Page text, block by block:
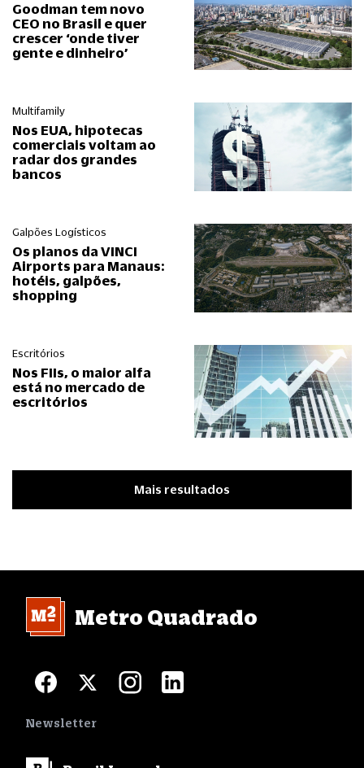
Goodman tem novo
CEO no Brasil e quer
crescer ‘onde tiver
gente e dinheiro’
Multifamily
Nos EUA, hipotecas
comerciais voltam ao
radar dos grandes
bancos
Galpões Logísticos
Os planos da VINCI
Airports para Manaus:
hotéis, galpões,
shopping
Escritórios
Nos FIIs, o maior alfa
está no mercado de
escritórios
Mais resultados
Metro Quadrado
Newsletter